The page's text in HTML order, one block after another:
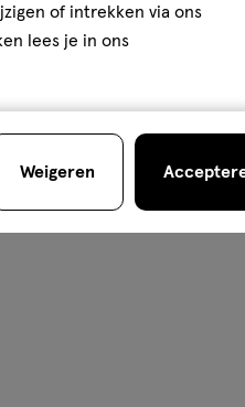
4 van
of intrekken via ons
lees je in ons
Weigeren